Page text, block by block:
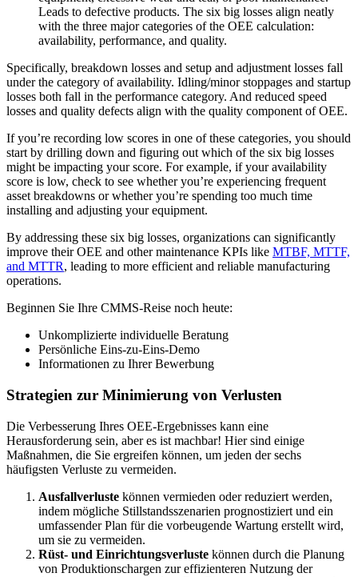
Lieferantenverwaltung
Auftragnehmerzugang, Arbeitsgenehmigungen
Leads to defective products. The six big losses align neatly
with the three major categories of the OEE calculation:
availability, performance, and quality.
Specifically, breakdown losses and setup and adjustment losses fall
under the category of availability. Idling/minor stoppages and startup
losses both fall in the performance category. And reduced speed
losses and quality defects align with the quality component of OEE.
If you’re recording low scores in one of these categories, you should
start by drilling down and figuring out which of the six big losses
might be impacting your score. For example, if your availability
score is low, check to see whether you’re experiencing frequent
asset breakdowns or whether you’re spending too much time
installing and adjusting your equipment.
By addressing these six big losses, organizations can significantly
improve their OEE and other maintenance KPIs like MTBF, MTTF,
and MTTR, leading to more efficient and reliable manufacturing
operations.
Beginnen Sie Ihre CMMS-Reise noch heute:
Unkomplizierte individuelle Beratung
Persönliche Eins-zu-Eins-Demo
Informationen zu Ihrer Bewerbung
Strategien zur Minimierung von Verlusten
Die Verbesserung Ihres OEE-Ergebnisses kann eine
Herausforderung sein, aber es ist machbar! Hier sind einige
Maßnahmen, die Sie ergreifen können, um jeden der sechs
häufigsten Verluste zu vermeiden.
Ausfallverluste können vermieden oder reduziert werden,
indem mögliche Stillstandsszenarien prognostiziert und ein
umfassender Plan für die vorbeugende Wartung erstellt wird,
um sie zu vermeiden.
Rüst- und Einrichtungsverluste können durch die Planung
von Produktionschargen zur effizienteren Nutzung der